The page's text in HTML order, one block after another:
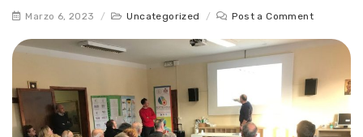
Marzo 6, 2023 / Uncategorized / Post a Comment